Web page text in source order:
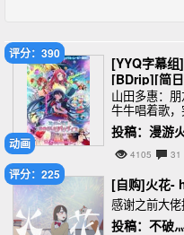
动画
评分：390
[YYQ字幕
[BDrip][简
山田多惠：
牛牛唱着歌
者必须要剿
是好日子(破
投稿：漫游
4105 31
评分：225
[自购]火花-
感谢之前大
投稿：不破